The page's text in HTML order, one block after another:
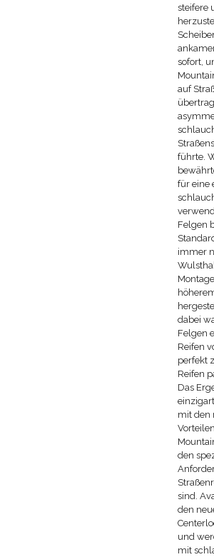
steifere
sofort,
auf
führte.
für eine
Felgen
immer
dabei
Felgen
Reifen
perfekt
Reifen
Das
mit den
den
sind.
den
und
mit